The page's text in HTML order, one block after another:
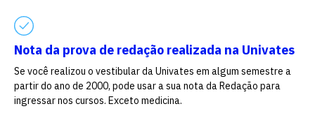
Nota da prova de redação realizada na Univates
Se você realizou o vestibular da Univates em algum semestre a
partir do ano de 2000, pode usar a sua nota da Redação para
ingressar nos cursos. Exceto medicina.